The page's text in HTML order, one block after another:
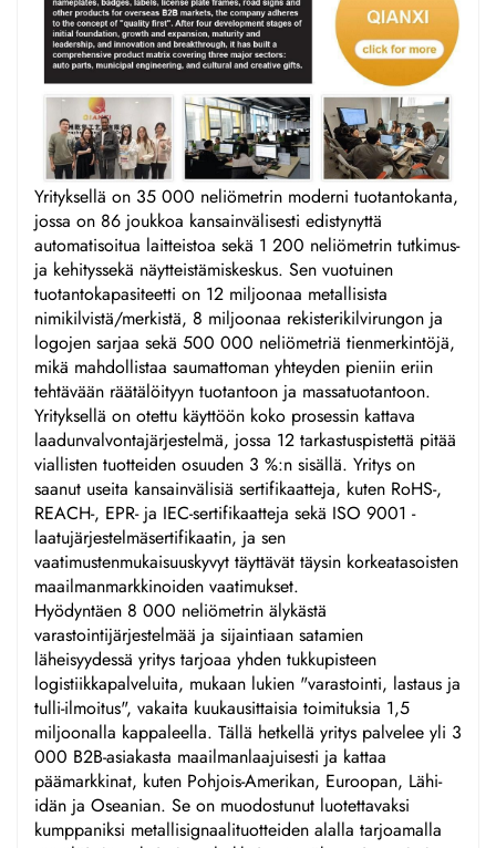
Yrityksellä on 35 000 neliömetrin moderni tuotantokanta,
jossa on 86 joukkoa kansainvälisesti edistynyttä
automatisoitua laitteistoa sekä 1 200 neliömetrin tutkimus-
ja kehityssekä näytteistämiskeskus. Sen vuotuinen
tuotantokapasiteetti on 12 miljoonaa metallisista
nimikilvistä/merkistä, 8 miljoonaa rekisterikilvirungon ja
logojen sarjaa sekä 500 000 neliömetriä tienmerkintöjä,
mikä mahdollistaa saumattoman yhteyden pieniin eriin
tehtävään räätälöityyn tuotantoon ja massatuotantoon.
Yrityksellä on otettu käyttöön koko prosessin kattava
laadunvalvontajärjestelmä, jossa 12 tarkastuspistettä pitää
viallisten tuotteiden osuuden 3 %:n sisällä. Yritys on
saanut useita kansainvälisiä sertifikaatteja, kuten RoHS-,
REACH-, EPR- ja IEC-sertifikaatteja sekä ISO 9001 -
laatujärjestelmäsertifikaatin, ja sen
vaatimustenmukaisuuskyvyt täyttävät täysin korkeatasoisten
maailmanmarkkinoiden vaatimukset.
Hyödyntäen 8 000 neliömetrin älykästä
varastointijärjestelmää ja sijaintiaan satamien
läheisyydessä yritys tarjoaa yhden tukkupisteen
logistiikkapalveluita, mukaan lukien "varastointi, lastaus ja
tulli-ilmoitus", vakaita kuukausittaisia toimituksia 1,5
miljoonalla kappaleella. Tällä hetkellä yritys palvelee yli 3
000 B2B-asiakasta maailmanlaajuisesti ja kattaa
päämarkkinat, kuten Pohjois-Amerikan, Euroopan, Lähi-
idän ja Oseanian. Se on muodostunut luotettavaksi
kumppaniksi metallisignaalituotteiden alalla tarjoamalla